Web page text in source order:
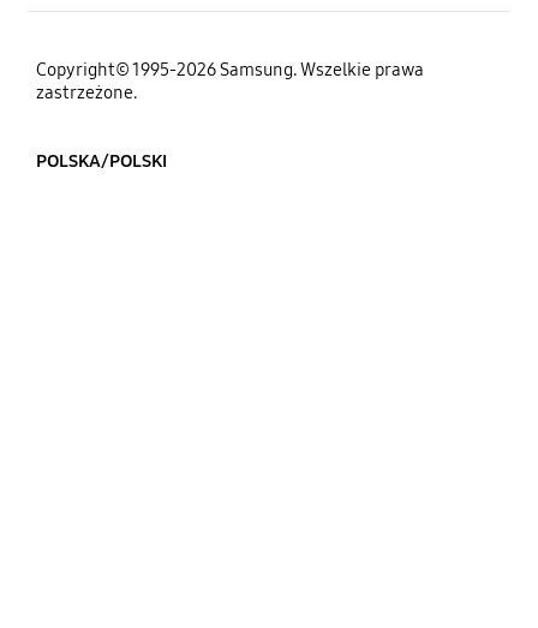
Copyright© 1995-2026 Samsung. Wszelkie prawa
zastrzeżone.
POLSKA/POLSKI